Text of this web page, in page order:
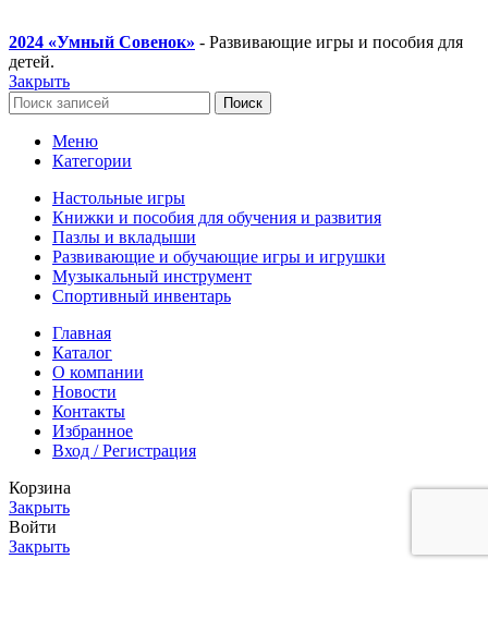
2024 «Умный Совенок» - Развивающие игры и пособия для
детей.
Закрыть
Поиск
Меню
Категории
Настольные игры
Книжки и пособия для обучения и развития
Пазлы и вкладыши
Развивающие и обучающие игры и игрушки
Музыкальный инструмент
Спортивный инвентарь
Главная
Каталог
О компании
Новости
Контакты
Избранное
Вход / Регистрация
Корзина
Закрыть
Войти
Закрыть